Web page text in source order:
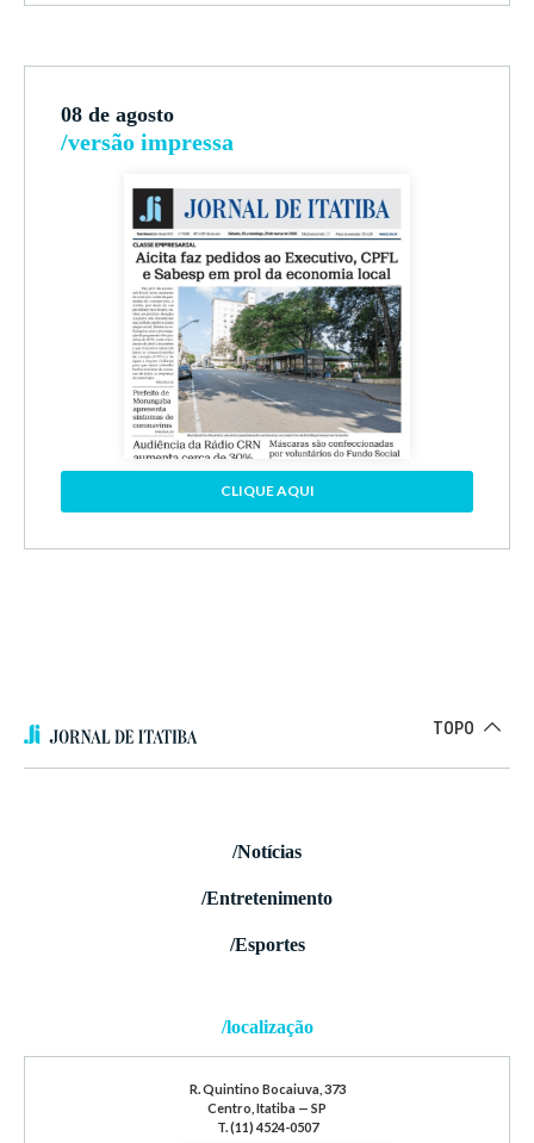
08 de agosto
/versão impressa
CLIQUE AQUI
TOPO
/Notícias
/Entretenimento
/Esportes
/localização
R. Quintino Bocaiuva, 373
Centro, Itatiba — SP
T. (11) 4524-0507